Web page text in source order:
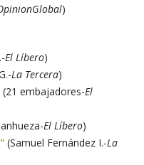
)
El Líbero)
La Tercera)
(21 embajadores-El
El Líbero)
(Samuel Fernández I.-La